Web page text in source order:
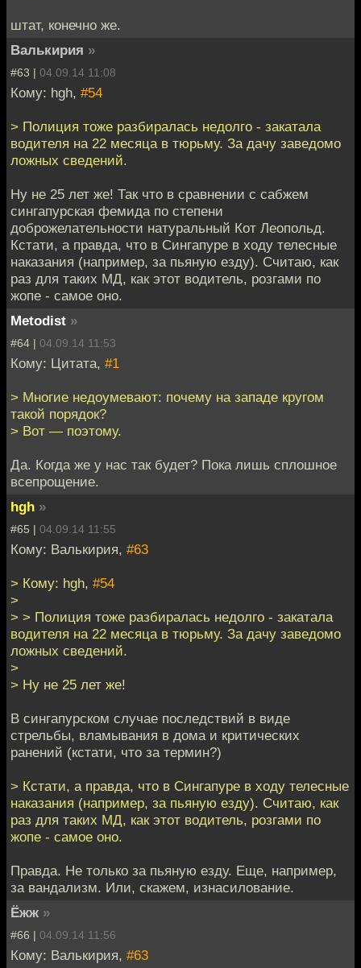
штат, конечно же.
Валькирия »
#63 | 04.09.14 11:08
Кому: hgh, #54
> Полиция тоже разбиралась недолго - закатала
водителя на 22 месяца в тюрьму. За дачу заведомо
ложных сведений.
Ну не 25 лет же! Так что в сравнении с сабжем
сингапурская фемида по степени
доброжелательности натуральный Кот Леопольд.
Кстати, а правда, что в Сингапуре в ходу телесные
наказания (например, за пьяную езду). Считаю, как
раз для таких МД, как этот водитель, розгами по
жопе - самое оно.
Metodist »
#64 | 04.09.14 11:53
Кому: Цитата, #1
> Многие недоумевают: почему на западе кругом
такой порядок?
> Вот — поэтому.
Да. Когда же у нас так будет? Пока лишь сплошное
всепрощение.
hgh »
#65 | 04.09.14 11:55
Кому: Валькирия, #63
> Кому: hgh, #54
>
> > Полиция тоже разбиралась недолго - закатала
водителя на 22 месяца в тюрьму. За дачу заведомо
ложных сведений.
>
> Ну не 25 лет же!
В сингапурском случае последствий в виде
стрельбы, вламывания в дома и критических
ранений (кстати, что за термин?)
> Кстати, а правда, что в Сингапуре в ходу телесные
наказания (например, за пьяную езду). Считаю, как
раз для таких МД, как этот водитель, розгами по
жопе - самое оно.
Правда. Не только за пьяную езду. Еще, например,
за вандализм. Или, скажем, изнасилование.
Ёжж »
#66 | 04.09.14 11:56
Кому: Валькирия, #63